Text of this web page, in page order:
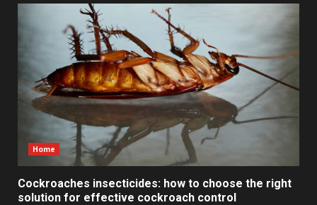
Home
Cockroaches insecticides: how to choose the right
solution for effective cockroach control